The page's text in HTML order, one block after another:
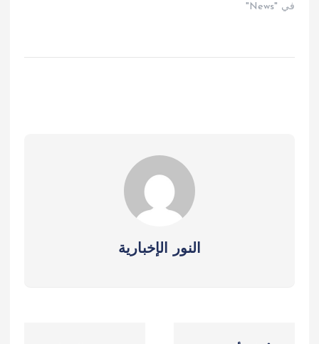
في "News"
النور الإخبارية